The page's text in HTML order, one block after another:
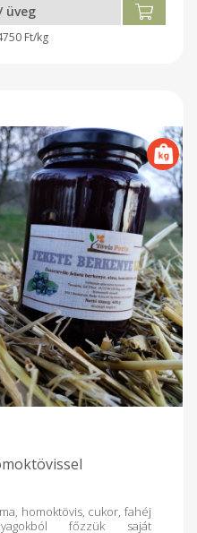
üveg
Ft/kg
homoktövis, cukor, fahéj
főzzük saját